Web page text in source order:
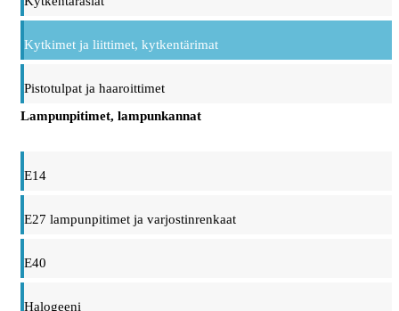
Kytkimet ja liittimet, kytkentärimat
Pistotulpat ja haaroittimet
Lampunpitimet, lampunkannat
E14
E27 lampunpitimet ja varjostinrenkaat
E40
Halogeeni